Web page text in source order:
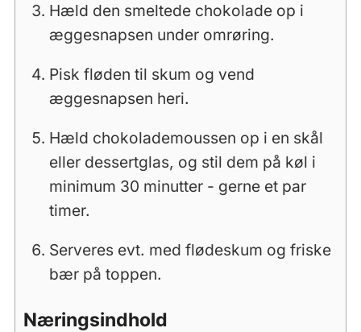
Hæld den smeltede chokolade op i
æggesnapsen under omrøring.
Pisk fløden til skum og vend
æggesnapsen heri.
Hæld chokolademoussen op i en skål
eller dessertglas, og stil dem på køl i
minimum 30 minutter - gerne et par
timer.
Serveres evt. med flødeskum og friske
bær på toppen.
Næringsindhold